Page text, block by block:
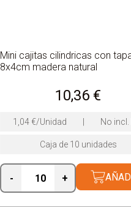
Mini cajitas cilindricas con
8x4cm madera natural
10,36 €
1,04€/Unidad No incl.
Caja de 10 unidades
- +